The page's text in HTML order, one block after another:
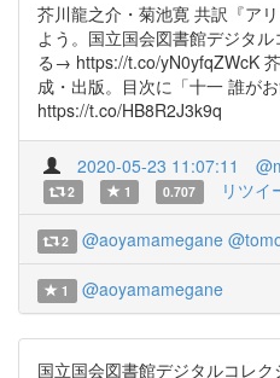
芥川龍之介・菊池寛 共訳『ア
よう。国立国会図書館デジタ
る→ https://t.co/yN0yfqZWcK
成・出版。目次に「十一 誰が
https://t.co/HB8R2J3k9q
2020-05-23 11:07:11
2 1 0.707 リツイ
2 @aoyamamegane
1 @aoyamamegane
国立国会図書館デジタルコレ